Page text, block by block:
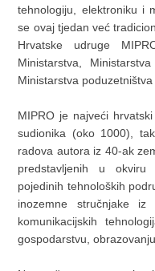
tehnologiju, elektroniku i
se ovaj tjedan već
Hrvatske udruge
Ministarstva,
Ministarstva
MIPRO je najveći
sudionika (oko 1000),
radova autora iz 40-ak
predstavljenih u okviru
pojedinih tehnoloških
inozemne stručnjake iz
komunikacijskih
gospodarstvu,